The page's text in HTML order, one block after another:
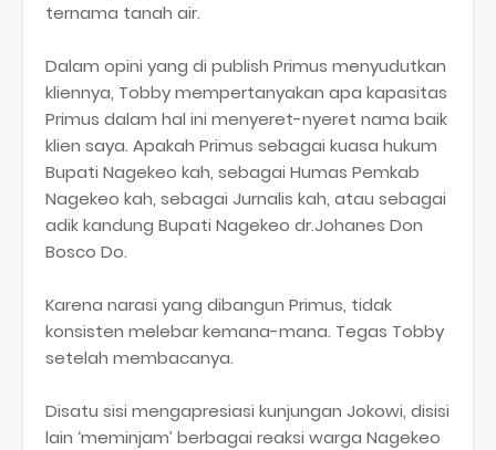
ternama tanah air.
Dalam opini yang di publish Primus menyudutkan
kliennya, Tobby mempertanyakan apa kapasitas
Primus dalam hal ini menyeret-nyeret nama baik
klien saya. Apakah Primus sebagai kuasa hukum
Bupati Nagekeo kah, sebagai Humas Pemkab
Nagekeo kah, sebagai Jurnalis kah, atau sebagai
adik kandung Bupati Nagekeo dr.Johanes Don
Bosco Do.
Karena narasi yang dibangun Primus, tidak
konsisten melebar kemana-mana. Tegas Tobby
setelah membacanya.
Disatu sisi mengapresiasi kunjungan Jokowi, disisi
lain ‘meminjam’ berbagai reaksi warga Nagekeo